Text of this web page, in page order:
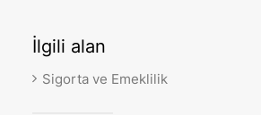
İlgili alan
Sigorta ve Emeklilik